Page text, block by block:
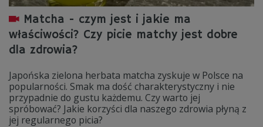
Matcha - czym jest i jakie ma
właściwości? Czy picie matchy jest dobre
dla zdrowia?
Japońska zielona herbata matcha zyskuje w Polsce na
popularności. Smak ma dość charakterystyczny i nie
przypadnie do gustu każdemu. Czy warto jej
spróbować? Jakie korzyści dla naszego zdrowia płyną z
jej regularnego picia?